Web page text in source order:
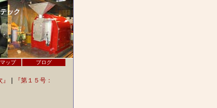
ック
ップ ブログ
『第１５号：